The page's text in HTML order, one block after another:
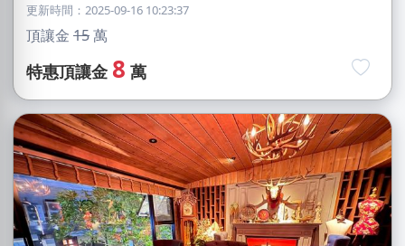
更新時間：2025-09-16 10:23:37
頂讓金 15萬
特惠頂讓金 8 萬